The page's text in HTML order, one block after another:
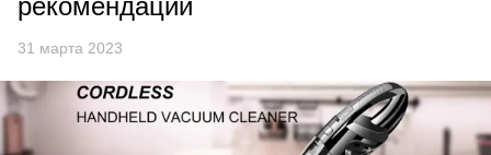
рекомендации
31 марта 2023